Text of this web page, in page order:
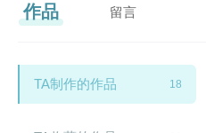
作品 留言
TA制作的作品 18